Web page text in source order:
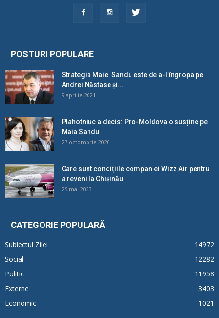
POSTURI POPULARE
Strategia Maiei Sandu este de a-l îngropa pe
Andrei Năstase și...
9 aprilie 2021
Plahotniuc a decis: Pro-Moldova o susține pe
Maia Sandu
27 octombrie 2020
Care sunt condițiile companiei Wizz Air pentru
a reveni la Chișinău
25 mai 2023
CATEGORIE POPULARĂ
Subiectul Zilei
14972
Social
12282
Politic
11958
Externe
3403
Economic
1021